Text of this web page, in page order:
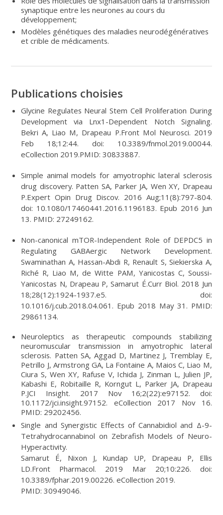
synaptique entre les neurones au cours du
développement;
Modèles génétiques des maladies neurodégénératives
et crible de médicaments.
Publications choisies
Glycine Regulates Neural Stem Cell Proliferation During
Development via Lnx1-Dependent Notch Signaling.
Bekri A, Liao M, Drapeau P.Front Mol Neurosci. 2019
Feb 18;12:44. doi: 10.3389/fnmol.2019.00044.
eCollection 2019.PMID: 30833887.
Simple animal models for amyotrophic lateral sclerosis
drug discovery. Patten SA, Parker JA, Wen XY, Drapeau
P.Expert Opin Drug Discov. 2016 Aug;11(8):797-804.
doi: 10.1080/17460441.2016.1196183. Epub 2016 Jun
13. PMID: 27249162.
Non-canonical mTOR-Independent Role of DEPDC5 in
Regulating GABAergic Network Development.
Swaminathan A, Hassan-Abdi R, Renault S, Siekierska A,
Riché R, Liao M, de Witte PAM, Yanicostas C, Soussi-
Yanicostas N, Drapeau P, Samarut É.Curr Biol. 2018 Jun
18;28(12):1924-1937.e5. doi:
10.1016/j.cub.2018.04.061. Epub 2018 May 31. PMID:
29861134.
Neuroleptics as therapeutic compounds stabilizing
neuromuscular transmission in amyotrophic lateral
sclerosis. Patten SA, Aggad D, Martinez J, Tremblay E,
Petrillo J, Armstrong GA, La Fontaine A, Maios C, Liao M,
Ciura S, Wen XY, Rafuse V, Ichida J, Zinman L, Julien JP,
Kabashi E, Robitaille R, Korngut L, Parker JA, Drapeau
P.JCI Insight. 2017 Nov 16;2(22):e97152. doi:
10.1172/jci.insight.97152. eCollection 2017 Nov 16.
PMID: 29202456.
Single and Synergistic Effects of Cannabidiol and Δ-9-
Tetrahydrocannabinol on Zebrafish Models of Neuro-
Hyperactivity.
Samarut É, Nixon J, Kundap UP, Drapeau P, Ellis
LD.Front Pharmacol. 2019 Mar 20;10:226. doi:
10.3389/fphar.2019.00226. eCollection 2019.
PMID: 30949046.